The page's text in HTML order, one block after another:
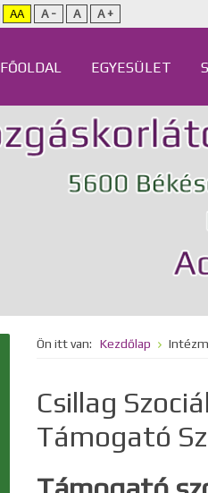
AA A - A A +
FŐOLDAL EGYESÜLET
Ön itt van: Kezdőlap
Csillag
Támogató